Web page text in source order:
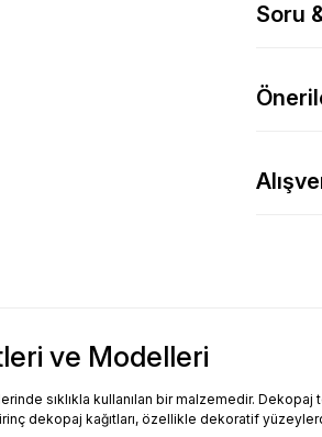
Soru
ve Modelleri
sıklıkla kullanılan bir malzemedir.
dekopaj kağıtları, özellikle dekoratif